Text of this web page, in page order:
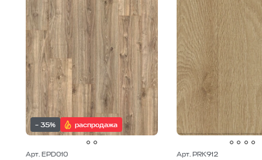
– 35% распродажа
Арт. EPD010 Арт. PRK912